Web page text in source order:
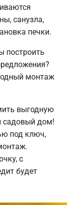
санузла,
печки.
построить
монтаж
выгодную
садовый дом!
под ключ,
с
будет